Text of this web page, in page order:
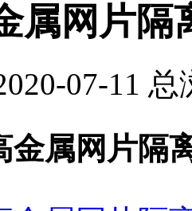
属网片隔
07-11 总
金属网片隔